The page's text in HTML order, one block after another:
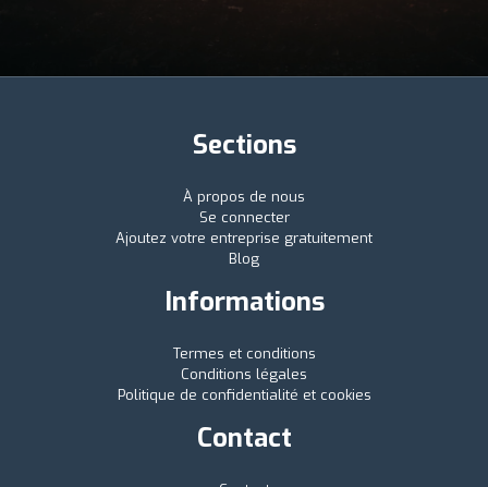
Sections
À propos de nous
Se connecter
Ajoutez votre entreprise gratuitement
Blog
Informations
Termes et conditions
Conditions légales
Politique de confidentialité et cookies
Contact